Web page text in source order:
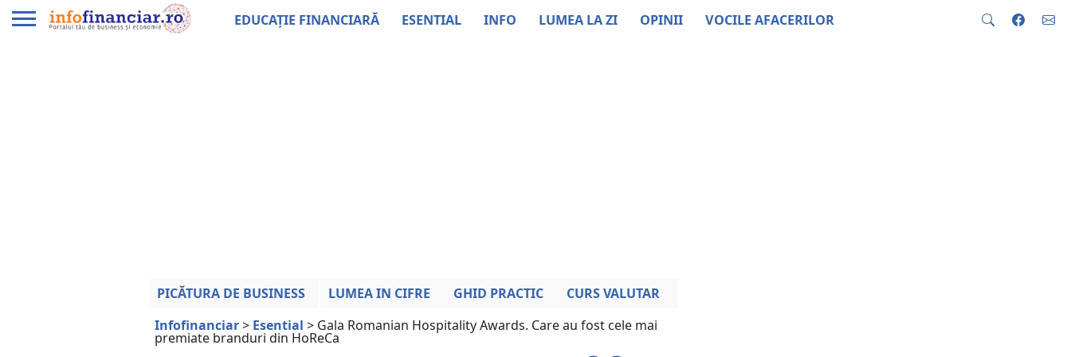
EDUCAȚIE FINANCIARĂ ESENTIAL INFO LUMEA LA ZI OPINII VOCILE AFACERILOR
PICĂTURA DE BUSINESS LUMEA IN CIFRE GHID PRACTIC
CURS VALUTAR
Infofinanciar> Esential > Gala Romanian Hospitality Awards. Care au fost cele mai
premiate branduri din HoReCa